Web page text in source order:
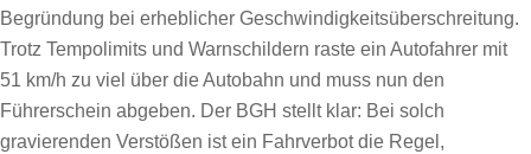
Begründung bei erheblicher Geschwindigkeitsüberschreitung.
Trotz Tempolimits und Warnschildern raste ein Autofahrer mit
51 km/h zu viel über die Autobahn und muss nun den
Führerschein abgeben. Der BGH stellt klar: Bei solch
gravierenden Verstößen ist ein Fahrverbot die Regel,